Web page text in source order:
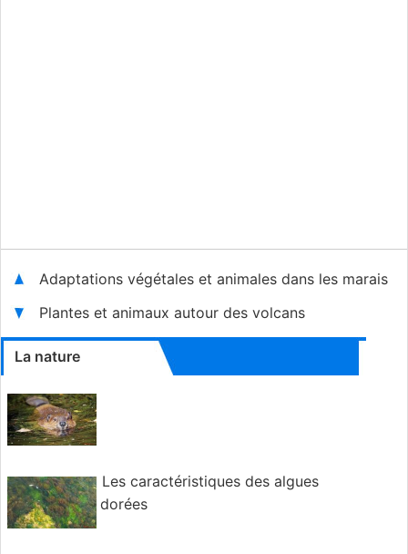
Adaptations végétales et animales dans les marais
Plantes et animaux autour des volcans
La nature
Les caractéristiques des algues
dorées